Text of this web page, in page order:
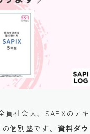
員社会人、SAPIXのテキ
個別塾です。 資料ダウ